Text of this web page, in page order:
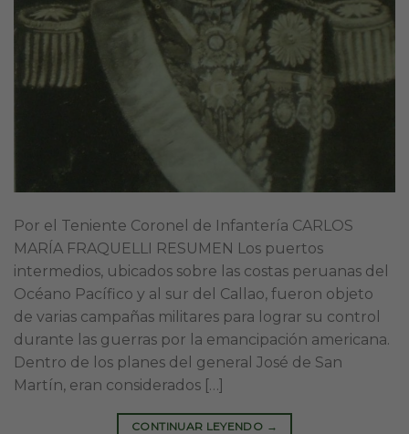
Por el Teniente Coronel de Infantería CARLOS
MARÍA FRAQUELLI RESUMEN Los puertos
intermedios, ubicados sobre las costas peruanas del
Océano Pacífico y al sur del Callao, fueron objeto
de varias campañas militares para lograr su control
durante las guerras por la emancipación americana.
Dentro de los planes del general José de San
Martín, eran considerados […]
CONTINUAR LEYENDO →